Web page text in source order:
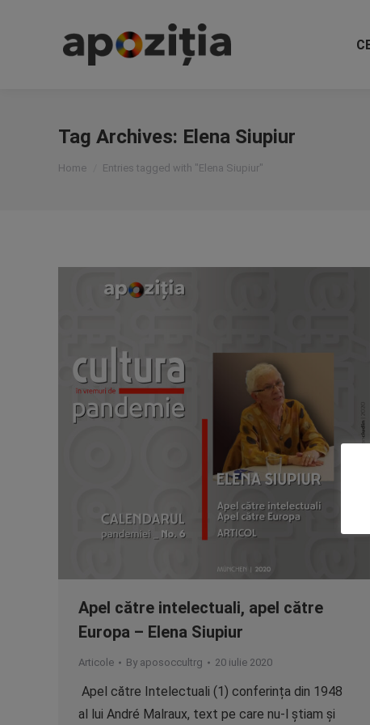
Tag Archives: Elena Siupiur
You are here:
Home Entries tagged with "Elena Siupiur"
Apel către intelectuali, apel către
Europa – Elena Siupiur
Articole By aposoccultrg 20 iulie 2020
Apel către Intelectuali (1) conferința din 1948
al lui André Malraux, text pe care nu-l știam și